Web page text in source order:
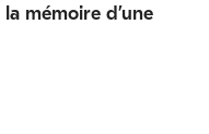
mémoire d’une